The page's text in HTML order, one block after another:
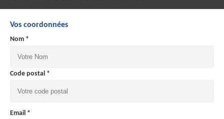
Vos coordonnées
Nom *
Code postal *
Email *